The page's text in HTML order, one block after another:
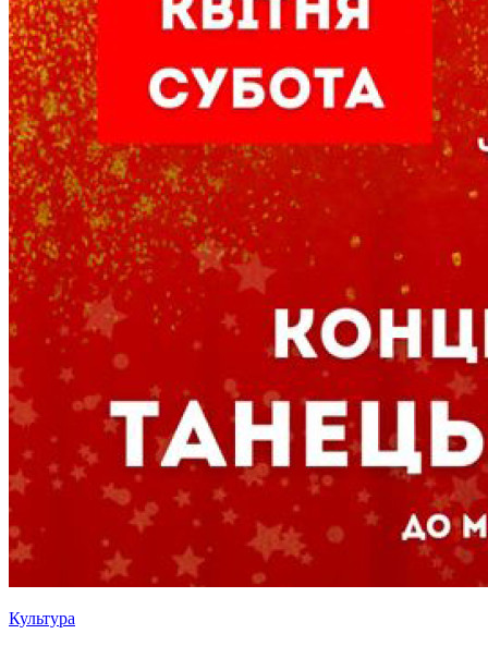
Культура